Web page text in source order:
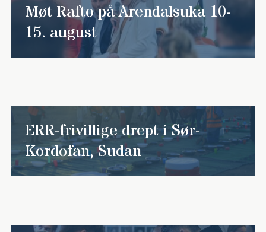
Møt Rafto på Arendalsuka 10-
15. august
ERR-frivillige drept i Sør-
Kordofan, Sudan